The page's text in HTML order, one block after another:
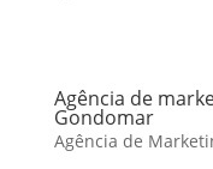
Agência de
Gondomar
Agência de